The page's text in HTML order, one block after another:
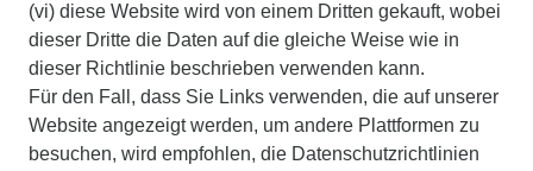
(vi) diese Website wird von einem Dritten gekauft, wobei
dieser Dritte die Daten auf die gleiche Weise wie in
dieser Richtlinie beschrieben verwenden kann.
Für den Fall, dass Sie Links verwenden, die auf unserer
Website angezeigt werden, um andere Plattformen zu
besuchen, wird empfohlen, die Datenschutzrichtlinien